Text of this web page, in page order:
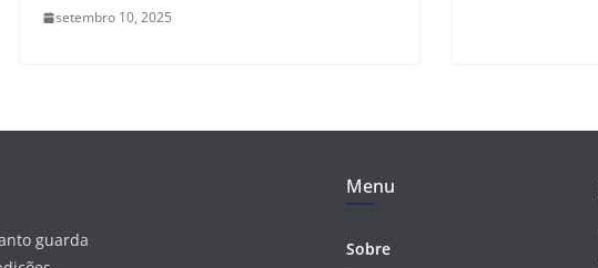
setembro 10, 2025
guarda
Menu
Sobre